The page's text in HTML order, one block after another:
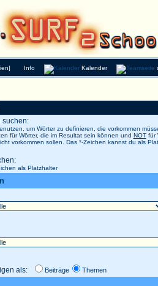
Info Kalender
suchen:
um Wörter zu definieren, die vorkommen
für Wörter, die im Resultat sein können und NOTfür
vorkommen sollen. Das *-Zeichen kannst du als
als Platzhalter
als: Beiträge Themen